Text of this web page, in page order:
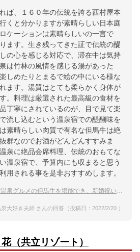
ば、１６０年の伝統を誇る西村屋本
くと分かりますが素晴らしい日本庭
ケーションは素晴らしいの一言で
ます。生き残ってきた証で伝統の醍
の心を感じる対応で、滞在中は気持
は竹林の風情を感じる湯があった
しめたりとまるで絵の中にいる様な
ます。湯質はとても柔らかく身体が
。料理は厳選された最高級の食材を
丁寧にされているのが、目で見て楽
流し込むという温泉宿での醍醐味を
素晴らしい肉質で有名な但馬牛は絶
群なのでお酒がどんどんすすみま
泉に絶品会席料理、伝統のおもてな
温泉宿で、予算内にも収まると思う
用される事を是非おすすめします。
グルメの但馬牛を堪能でき、新婚祝いもできる贅沢な温泉旅館
泉大好き夫婦 さんの回答（投稿日：2022/2/20 ）
（共立リゾート）